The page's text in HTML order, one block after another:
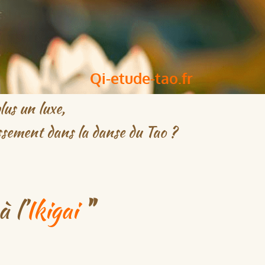
Qi-etude-tao.fr
un luxe,
dans la danse du Tao ?
l’Ikigai"